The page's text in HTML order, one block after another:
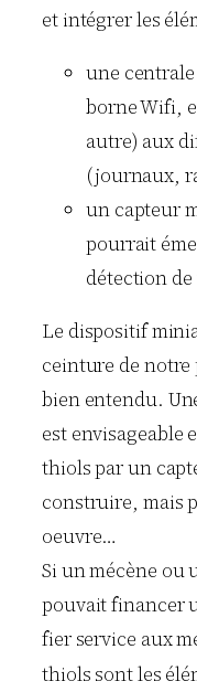
et intégrer les
une centrale
borne Wifi,
autre) aux
(journaux,
un capteur
pourrait
détection
Le dispositif
ceinture de notre
bien entendu.
est envisageable
thiols par un
construire, mais
oeuvre…
Si un mécène ou
pouvait financer
fier service aux
thiols sont les